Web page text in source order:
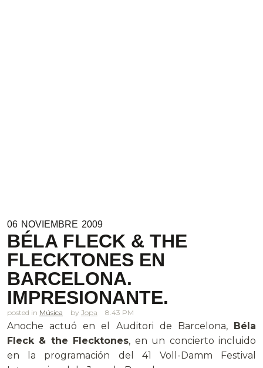
06 NOVIEMBRE 2009
BÉLA FLECK & THE
FLECKTONES EN
BARCELONA.
IMPRESIONANTE.
posted in Música Jopa 8.43 PM
Anoche actuó en el Auditori de Barcelona, Béla
Fleck & the Flecktones, en un concierto incluido
en la programación del 41 Voll-Damm Festival